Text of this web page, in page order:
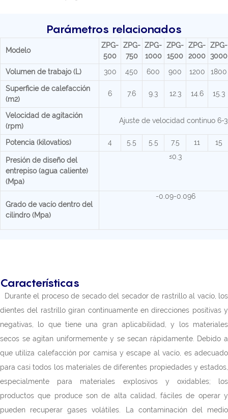
Parámetros relacionados
Modelo
ZPG-
500
ZPG-
750
ZPG-
1000
ZPG-
1500
ZPG-
2000
ZPG-
3000
Volumen de trabajo (L)
300 450 600 900 1200 1800
Superficie de calefacción
(m2)
6 7.6 9.3 12.3 14.6 15.3
Velocidad de agitación
(rpm)
Ajuste de velocidad continuo 6-
Potencia (kilovatios) 4 5.5 5.5 7.5 11 15
Presión de diseño del
entrepiso (agua caliente)
(Mpa)
≤0.3
Grado de vacío dentro del
cilindro (Mpa)
-0.09-0.096
Características
Durante el proceso de secado del secador de rastrillo al vacío, los
dientes del rastrillo giran continuamente en direcciones positivas y
negativas, lo que tiene una gran aplicabilidad, y los materiales
secos se agitan uniformemente y se secan rápidamente. Debido a
que utiliza calefacción por camisa y escape al vacío, es adecuado
para casi todos los materiales de diferentes propiedades y estados,
especialmente para materiales explosivos y oxidables; los
productos que produce son de alta calidad, fáciles de operar y
pueden recuperar gases volátiles. La contaminación del medio